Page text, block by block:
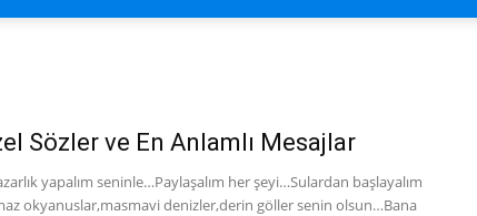
Sözler ve En Anlamlı Mesajlar
yapalım seninle…Paylaşalım her şeyi…Sulardan başlayalım
okyanuslar,masmavi denizler,derin göller senin olsun…Bana